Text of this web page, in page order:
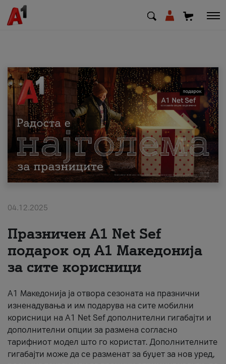
МК EN SQ
Приватни Деловни
Поддршка
Надополни кредит
За нас
#ПодобарОнлајн
04.12.2025
Празничен A1 Net Sеf
подарок од А1 Македонија
за сите корисници
А1 Македонија ја отвора сезоната на празнични
изненадувања и им подарува на сите мобилни
корисници на A1 Net Sef дополнителни гигабајти и
дополнителни опции за размена согласно
тарифниот модел што го користат. Дополнителните
гигабајти може да се разменат за буџет за нов уред,